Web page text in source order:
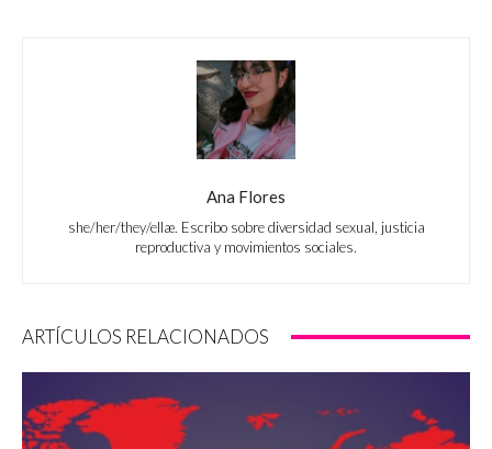
Ana Flores
she/her/they/ellæ. Escribo sobre diversidad sexual, justicia
reproductiva y movimientos sociales.
ARTÍCULOS RELACIONADOS